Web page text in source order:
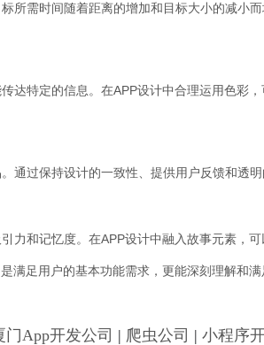
所需时间随着距离的增加和目标大小的减小
达特定的信息。在APP设计中合理运用色彩
通过保持设计的一致性、提供用户反馈和透
力和记忆度。在APP设计中融入故事元素，可
满足用户的基本功能需求，更能深刻理解和
门App开发公司 | 爬虫公司 | 小程序